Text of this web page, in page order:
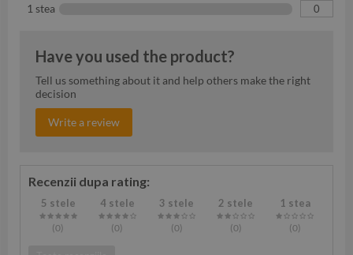
1 stea 0
Have you used the product?
Tell us something about it and help others make the right
decision
Write a review
Recenzii dupa rating:
5 stele
(0)
4 stele
(0)
3 stele
(0)
2 stele
(0)
1 stea
(0)